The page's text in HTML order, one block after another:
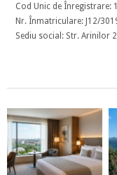
Cod Unic de Înregistrare:
Nr. Înmatriculare: J12/
Sediu social: Str. Arinilor